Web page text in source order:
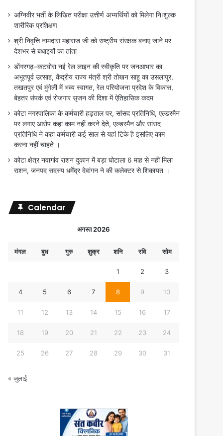
अग्निवीर भर्ती के लिखित परीक्षा उत्तीर्ण अभ्यर्थियों को मिलेगा निःशुल्क
शारीरिक प्रशिक्षण
श्री निवृत्ति नामदास महाराज जी को राष्ट्रीय संरक्षक बनाए जाने पर
देशभर से बधाइयों का तांता
डोंगरगढ़–कटघोरा नई रेल लाइन की स्वीकृति पर जनआभार का
अभूतपूर्व उत्साह, केंद्रीय राज्य मंत्री श्री तोखन साहू का उसलापुर,
तखतपुर एवं मुंगेली में भव्य स्वागत, रेल परियोजना प्रदेश के विकास,
बेहतर संपर्क एवं रोजगार सृजन की दिशा में ऐतिहासिक कदम
कोटा नगरपालिका के कर्मचारी हड़ताल पर, सांसद प्रतिनिधि, एल्डरमैन
पर लगाए आरोप कहा काम नहीं करने देते, एल्डरमैन और सांसद
प्रतिनिधि ने कहा कर्मचारी कई साल से यहां टिके है इसलिए काम
करना नहीं चाहते ।
कोटा क्षेत्र नवागांव राशन दुकान में बड़ा घोटाला 6 माह से नहीं मिला
राशन, जनपद सदस्य धर्मेंद्र देवांगन ने की कलेक्टर से शिकायत ।
Calendar
अगस्त 2026
मंगल बुध गुरु शुक्र शनि रवि सोम
1 2 3
4 5 6 7 8 9 10
11 12 13 14 15 16 17
18 19 20 21 22 23 24
25 26 27 28 29 30 31
« जुलाई